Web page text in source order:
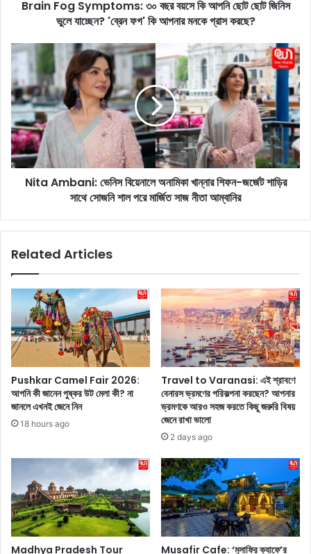
o
m
s
:
৩
০
ব
ছ
সে
আ
ছো
ছো
ট
জি
নি
স
ভু
লে
যা
ন
ব্রে
ন
ফ
গ
Brain Fog Symptoms: ৩০ বছর বয়সে কি আপনি ছোট ছোট জিনিস
ভুলে যাচ্ছেন? 'ব্রেন ফগ' কি আপনার মনকে গ্রাস করছে?
t
a
A
m
b
a
n
বি
লে
অ
না
মি
কা
ন্না
ফ
-
ট
শা
ড়ি
র
Nita Ambani: ভেনিস বিয়েনালে অনামিকা খান্নার শিফন-জর্জেট শাড়ির
সাথে সোজনি শাল পরে মার্জিত সাজ নীতা আম্বানির
Related Articles
Pushkar Camel Fair 2026:
আপনি কী জানেন পুষ্কর উট মেলা কী? না
জানলে এখনই জেনে নিন
18 hours ago
Travel to Varanasi: এই শ্রাবণে
বেনারস ভ্রমণের পরিকল্পনা করছেন? আপনার
ভ্রমণকে আরও সহজ করতে কিছু জরুরি বিষয়
জেনে রাখা ভালো
2 days ago
Madhya Pradesh Tour
Musafir Cafe: ‘মুসাফির ক্যাফে’র